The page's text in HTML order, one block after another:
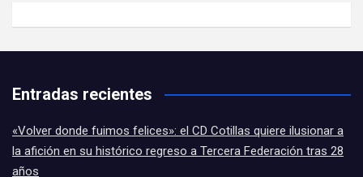
Entradas recientes
«Volver donde fuimos felices»: el CD Cotillas quiere ilusionar a
la afición en su histórico regreso a Tercera Federación tras 28
años